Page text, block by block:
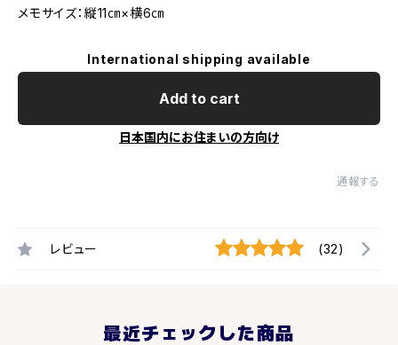
メモサイズ：縦11㎝×横6㎝
International shipping available
Add to cart
日本国内にお住まいの方向け
通報する
レビュー (32)
最近チェックした商品